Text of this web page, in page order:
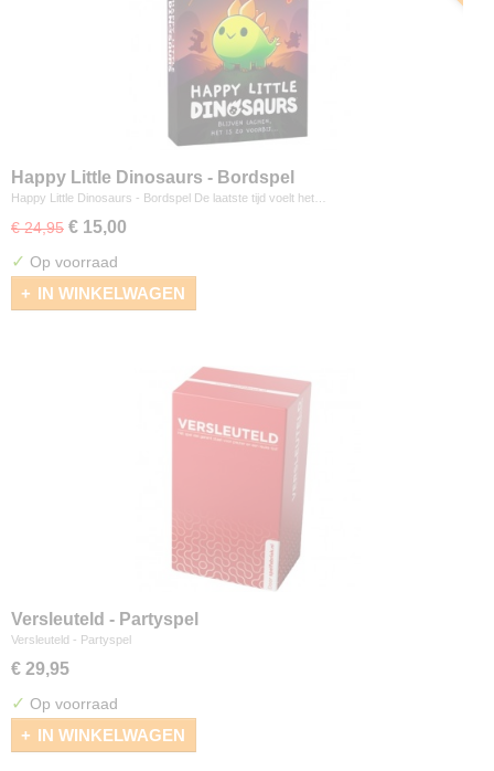
Happy Little Dinosaurs - Bordspel
Happy Little Dinosaurs - Bordspel De laatste tijd voelt het…
€ 24,95 € 15,00
✓ Op voorraad
IN WINKELWAGEN
Versleuteld - Partyspel
Versleuteld - Partyspel
€ 29,95
✓ Op voorraad
IN WINKELWAGEN